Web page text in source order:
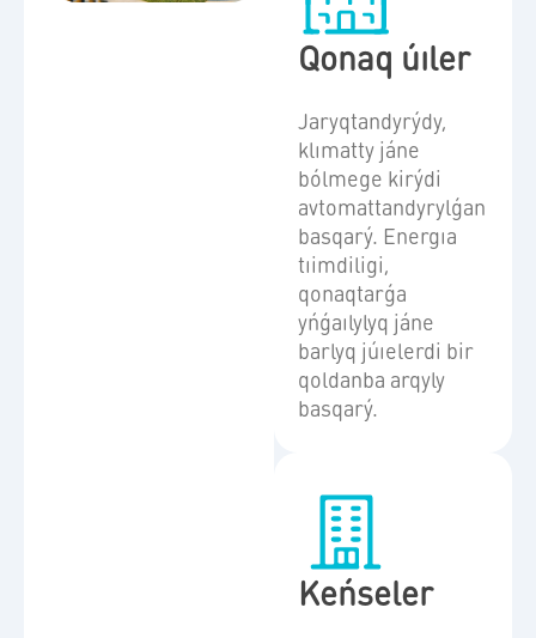
Qonaq úıler
Jaryqtandyrýdy,
klımatty jáne
bólmege kirýdi
avtomattandyrylǵan
basqarý. Energıa
tıimdiligi,
qonaqtarǵa
yńǵaılylyq jáne
barlyq júıelerdi bir
qoldanba arqyly
basqarý.
Keńseler